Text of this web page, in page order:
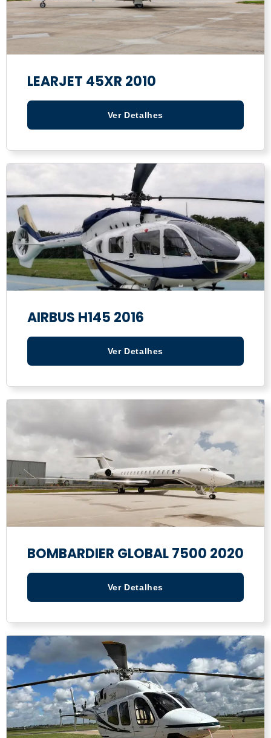
LEARJET 45XR 2010
Ver Detalhes
AIRBUS H145 2016
Ver Detalhes
BOMBARDIER GLOBAL 7500 2020
Ver Detalhes